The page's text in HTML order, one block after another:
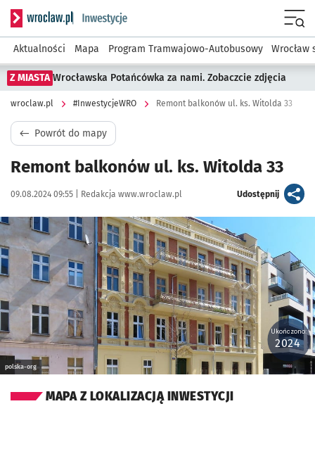
Serwis informacyjny wroclaw.pl podserwis:
Aktualności Mapa Program Tramwajowo-Autobusowy Wrocław
Z MIASTA Wrocławska Potańcówka za nami. Zobaczcie zdjęcia
wroclaw.pl #InwestycjeWRO Remont balkonów ul. ks. Witolda 33
Powrót do mapy
Remont balkonów ul. ks. Witolda 33
Data publikacji:
09.08.2024 09:55 | Autor:
Redakcja www.wroclaw.pl Udostępnijartykuł
Kliknij, aby powiększyć
polska-org
Ukończono:
2024
MAPA Z LOKALIZACJĄ INWESTYCJI